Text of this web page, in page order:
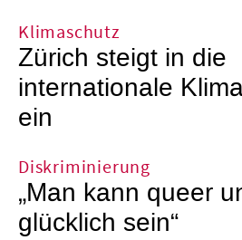
Klimaschutz
Zürich steigt in die
internationale
ein
Diskriminierung
„Man kann queer
glücklich sein“